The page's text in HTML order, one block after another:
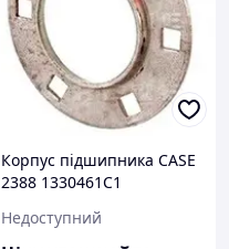
Корпус підшипника CASE
2388 1330461C1
Недоступний